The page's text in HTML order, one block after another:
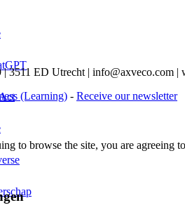
3511 ED Utrecht | info@axveco.com |
(Learning) - Receive our newsletter
to browse the site, you are agreeing